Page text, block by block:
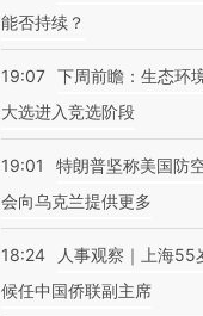
能否持续？
19:07 下周前瞻：生态环
大选进入竞选阶段
19:01
特朗普坚称美国防
会向乌克兰提供更多
18:24
人事观察｜上海55
候任中国侨联副主席